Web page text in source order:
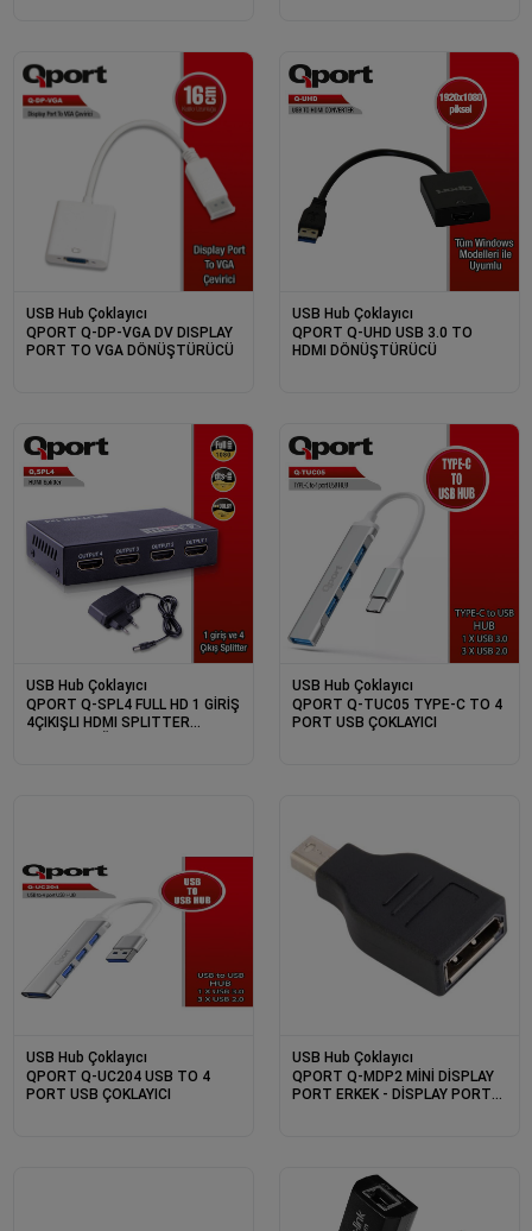
USB Hub Çoklayıcı
QPORT Q-DP-VGA DV DISPLAY
PORT TO VGA DÖNÜŞTÜRÜCÜ
USB Hub Çoklayıcı
QPORT Q-UHD USB 3.0 TO
HDMI DÖNÜŞTÜRÜCÜ
USB Hub Çoklayıcı
QPORT Q-SPL4 FULL HD 1 GİRİŞ
4ÇIKIŞLI HDMI SPLITTER
USB Hub Çoklayıcı
QPORT Q-TUC05 TYPE-C TO 4
PORT USB ÇOKLAYICI
USB Hub Çoklayıcı
QPORT Q-UC204 USB TO 4
PORT USB ÇOKLAYICI
USB Hub Çoklayıcı
QPORT Q-MDP2 MİNİ DİSPLAY
PORT ERKEK - DİSPLAY PORT